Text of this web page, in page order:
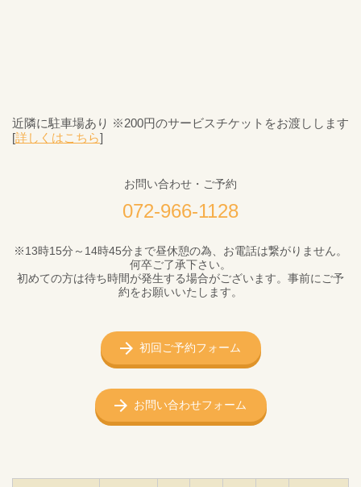
近隣に駐車場あり ※200円のサービスチケットをお渡しします
[詳しくはこちら]
お問い合わせ・ご予約
072-966-1128
※13時15分～14時45分まで昼休憩の為、お電話は繋がりません。
何卒ご了承下さい。
初めての方は待ち時間が発生する場合がございます。事前にご予
約をお願いいたします。
初回ご予約フォーム
お問い合わせフォーム